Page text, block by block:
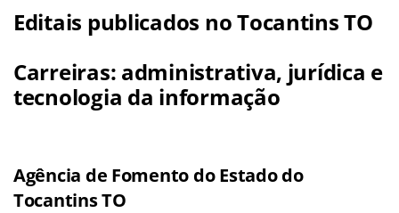
Editais publicados no Tocantins TO
Carreiras: administrativa, jurídica e
tecnologia da informação
Agência de Fomento do Estado do
Tocantins TO